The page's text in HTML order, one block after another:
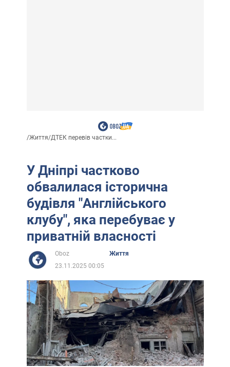
/Життя/ДТЕК перевів частки...
У Дніпрі частково
обвалилася історична
будівля "Англійського
клубу", яка перебуває у
приватній власності
Oboz
Життя
23.11.2025 00:05